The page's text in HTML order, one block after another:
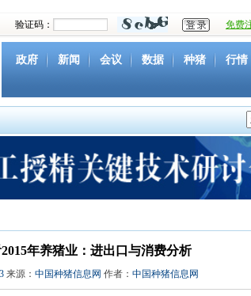
验证码： 免费
政府 新闻 会议 数据 种猪 行情
资源
社团 下载 育种 营养 环境
年养猪业：进出口与消费分析
来源： 中国种猪信息网 作者： 中国种猪信息网